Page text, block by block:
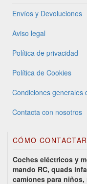
Envíos y Devoluciones
Aviso legal
Política de privacidad
Política de Cookies
Condiciones generales
Contacta con nosotros
CÓMO
Coches eléctricos y
mando RC, quads
camiones para